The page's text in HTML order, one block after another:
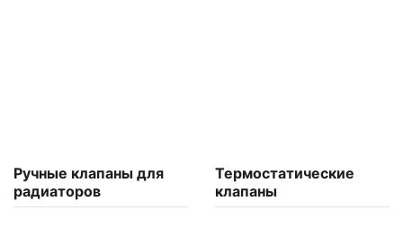
Ручные клапаны для
радиаторов
Термостатические
клапаны